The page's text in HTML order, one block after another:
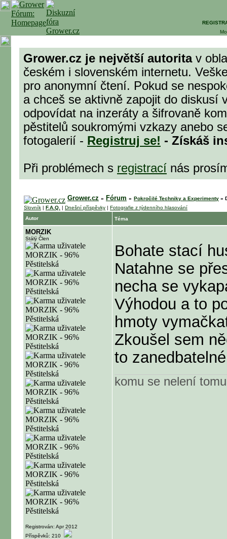
Grower.cz je největší autoritav
českém i slovenském internetu.
pro anonymní čtení. Pokud se
a chceš se aktivně zapojit do diskusí
odpovídat na inzeráty a šifrovaně
pěstitelů soukromými vzkazy anebo
fotogalerií - Registruj se! - Získáš
Při problémech s registrací nás
Grower.cz » Fórum » Pokročilé Techniky a Experimenty »
Slovník | F.A.Q. | Dnešní příspěvky | Fotografie z týdenního hlasování
Autor
Téma
MORZIK
Stálý Člen
Registrován: Apr 2012
Příspěvků: 210
Bohate stací
Natahne se
necha se
Výhodou a to
hmoty
Zkoušel sem
to
komu se nelení